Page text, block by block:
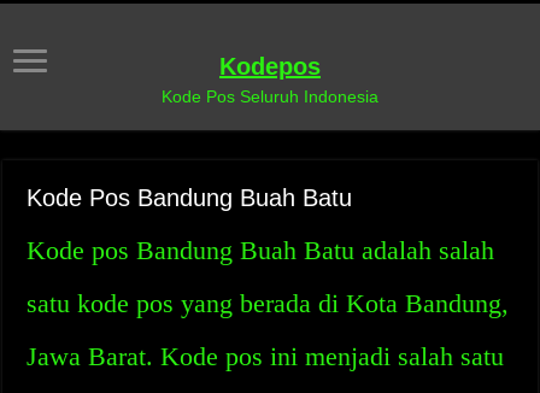
Kodepos
Kode Pos Seluruh Indonesia
Kode Pos Bandung Buah Batu
Kode pos Bandung Buah Batu adalah salah
satu kode pos yang berada di Kota Bandung,
Jawa Barat. Kode pos ini menjadi salah satu